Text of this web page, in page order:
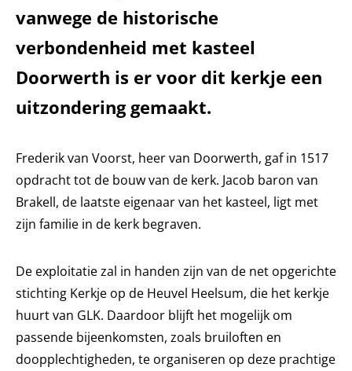
vanwege de historische
verbondenheid met kasteel
Doorwerth is er voor dit kerkje een
uitzondering gemaakt.
Frederik van Voorst, heer van Doorwerth, gaf in 1517
opdracht tot de bouw van de kerk. Jacob baron van
Brakell, de laatste eigenaar van het kasteel, ligt met
zijn familie in de kerk begraven.
De exploitatie zal in handen zijn van de net opgerichte
stichting Kerkje op de Heuvel Heelsum, die het kerkje
huurt van GLK. Daardoor blijft het mogelijk om
passende bijeenkomsten, zoals bruiloften en
doopplechtigheden, te organiseren op deze prachtige